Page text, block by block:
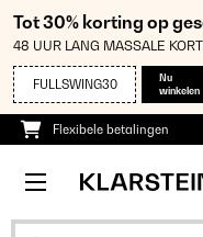
Tot 30% korting op
48 UUR LANG MASSALE
FULLSWING30
Nu
winkelen
Flexibele betalingen